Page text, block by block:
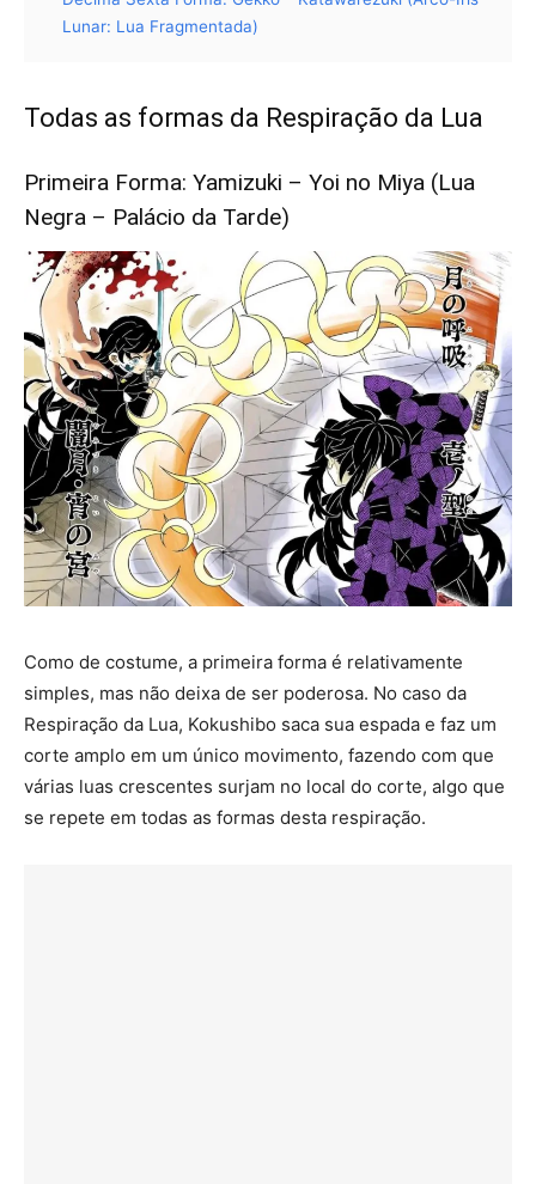
Lunar: Lua Fragmentada)
Todas as formas da Respiração da Lua
Primeira Forma: Yamizuki – Yoi no Miya (Lua
Negra – Palácio da Tarde)
Como de costume, a primeira forma é relativamente
simples, mas não deixa de ser poderosa. No caso da
Respiração da Lua, Kokushibo saca sua espada e faz um
corte amplo em um único movimento, fazendo com que
várias luas crescentes surjam no local do corte, algo que
se repete em todas as formas desta respiração.